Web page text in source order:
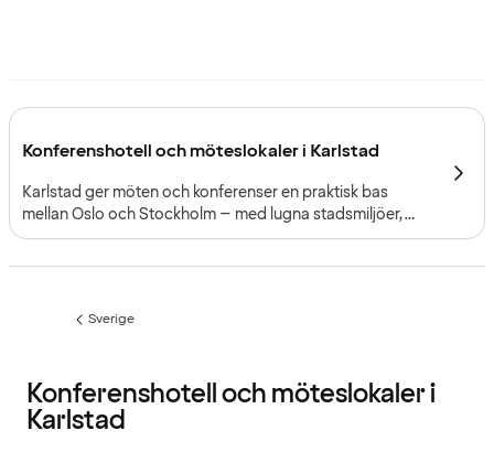
Konferenshotell och möteslokaler i Karlstad
Karlstad ger möten och konferenser en praktisk bas
mellan Oslo och Stockholm – med lugna stadsmiljöer,
centrala mötesplatser och närhet till både Klarälven och
Föregående
Sverige
Konferenshotell och möteslokaler i
Karlstad